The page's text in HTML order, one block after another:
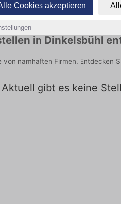
Cookies akzeptieren
Teilzeit
in Dinkelsbühl
namhaften Firmen.
gibt es keine